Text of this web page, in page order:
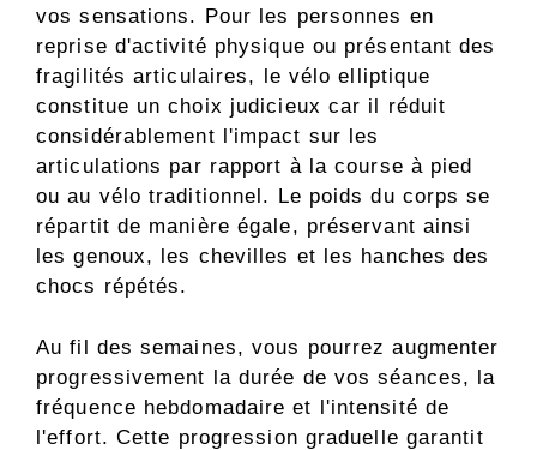
vos sensations. Pour les personnes en
reprise d'activité physique ou présentant des
fragilités articulaires, le vélo elliptique
constitue un choix judicieux car il réduit
considérablement l'impact sur les
articulations par rapport à la course à pied
ou au vélo traditionnel. Le poids du corps se
répartit de manière égale, préservant ainsi
les genoux, les chevilles et les hanches des
chocs répétés.
Au fil des semaines, vous pourrez augmenter
progressivement la durée de vos séances, la
fréquence hebdomadaire et l'intensité de
l'effort. Cette progression graduelle garantit